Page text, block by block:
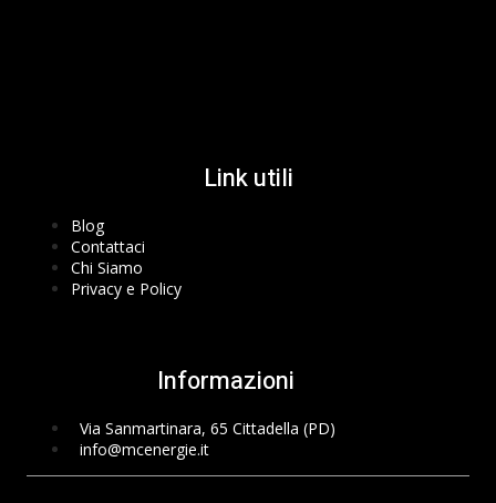
Link utili
Blog
Contattaci
Chi Siamo
Privacy e Policy
Informazioni
Via Sanmartinara, 65 Cittadella (PD)
info@mcenergie.it